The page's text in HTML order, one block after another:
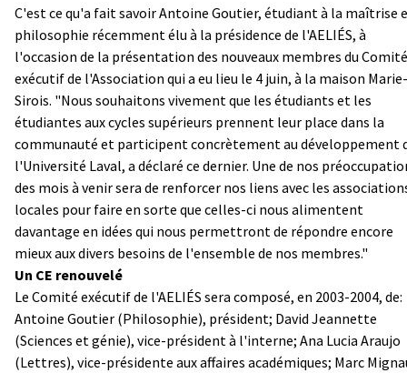
C'est ce qu'a fait savoir Antoine Goutier, étudiant à la maîtrise
philosophie récemment élu à la présidence de l'AELIÉS, à
l'occasion de la présentation des nouveaux membres du Comité
exécutif de l'Association qui a eu lieu le 4 juin, à la maison Marie-
Sirois. "Nous souhaitons vivement que les étudiants et les
étudiantes aux cycles supérieurs prennent leur place dans la
communauté et participent concrètement au développement
l'Université Laval, a déclaré ce dernier. Une de nos
des mois à venir sera de renforcer nos liens avec les
locales pour faire en sorte que celles-ci nous alimentent
davantage en idées qui nous permettront de répondre encore
mieux aux divers besoins de l'ensemble de nos membres."
Un CE renouvelé
Le Comité exécutif de l'AELIÉS sera composé, en 2003-2004, de:
Antoine Goutier (Philosophie), président; David Jeannette
(Sciences et génie), vice-président à l'interne; Ana Lucia Araujo
(Lettres), vice-présidente aux affaires académiques; Marc